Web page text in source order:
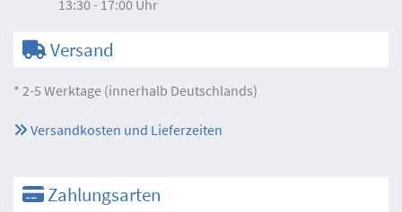
13:30 - 17:00 Uhr
Versand
* 2-5 Werktage (innerhalb Deutschlands)
Versandkosten und Lieferzeiten
Zahlungsarten